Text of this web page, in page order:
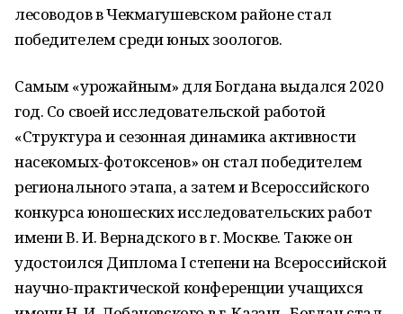
лесоводов в Чекмагушевском районе стал
победителем среди юных зоологов.
Самым «урожайным» для Богдана выдался 2020
год. Со своей исследовательской работой
«Структура и сезонная динамика активности
насекомых-фотоксенов» он стал победителем
регионального этапа, а затем и Всероссийского
конкурса юношеских исследовательских работ
имени В. И. Вернадского в г. Москве. Также он
удостоился Диплома І степени на Всероссийской
научно-практической конференции учащихся